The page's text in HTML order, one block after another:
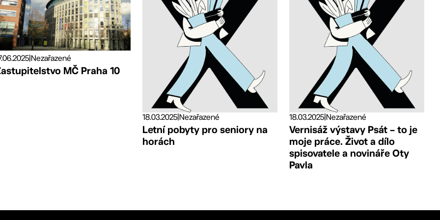
|Nezařazené
MČ Praha 10
18.03.2025|Nezařazené
Letní pobyty pro seniory na
horách
18.03.2025|Nezařazené
Vernisáž výstavy Psát – to je
moje práce. Život a dílo
spisovatele a novináře Oty
Pavla